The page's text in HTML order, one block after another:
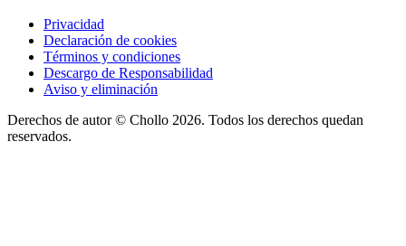
Privacidad
Declaración de cookies
Términos y condiciones
Descargo de Responsabilidad
Aviso y eliminación
Derechos de autor © Chollo 2026. Todos los derechos quedan
reservados.